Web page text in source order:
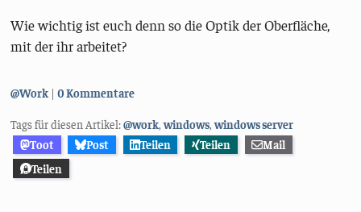
Wie wichtig ist euch denn so die Optik der Oberfläche,
mit der ihr arbeitet?
Kategorien:
@Work 0 Kommentare
Tags für diesen Artikel:@work,windows,windows server
Toot
Post Teilen Teilen
Mail
Teilen